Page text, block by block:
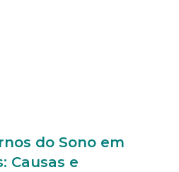
do Sono em
Causas e